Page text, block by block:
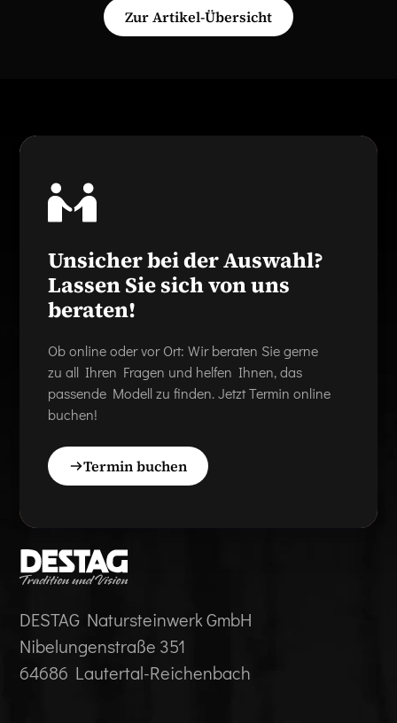
Zur Artikel-Übersicht
Unsicher bei der Auswahl?
Lassen Sie sich von uns
beraten!
Ob online oder vor Ort: Wir beraten Sie gerne
zu all Ihren Fragen und helfen Ihnen, das
passende Modell zu finden. Jetzt Termin online
buchen!
Termin buchen
DESTAG Natursteinwerk GmbH
Nibelungenstraße 351
64686 Lautertal-Reichenbach